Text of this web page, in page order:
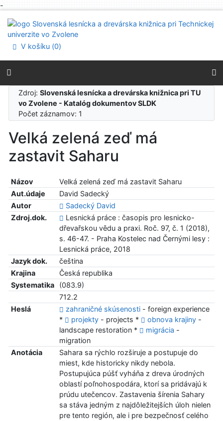
-
Prejsť na menu
Prehlásenie o webovej prístupnosti
V košíku (0)
Zdroj:Slovenská lesnícka a drevárska knižnica pri TU
vo Zvolene - Katalóg dokumentov SLDK
Počet záznamov: 1
Velká zelená zeď má
zastavit Saharu
Názov
Velká zelená zeď má zastavit Saharu
Aut.údaje
David Sadecký
Autor
Sadecký David
Zdroj.dok.
Lesnická práce : časopis pro lesnicko-
dřevařskou vědu a praxi. Roč. 97, č. 1 (2018),
s. 46-47. - Praha Kostelec nad Černými lesy :
Lesnická práce, 2018
Jazyk dok.
čeština
Krajina
Česká republika
Systematika
(083.9)
712.2
Heslá
zahraničné skúsenosti- foreign experience
*
projekty- projects * obnova krajiny-
landscape restoration *
migrácia -
migration
Anotácia
Sahara sa rýchlo rozširuje a postupuje do
miest, kde historicky nikdy nebola.
Postupujúca púšť vyháňa z dreva úrodných
oblastí poľnohospodára, ktorí sa pridávajú k
prúdu utečencov. Zastavenia šírenia Sahary
sa stáva jedným z najdôležitejších úloh nielen
pre tento región, ale i pre bezpečnosť celého